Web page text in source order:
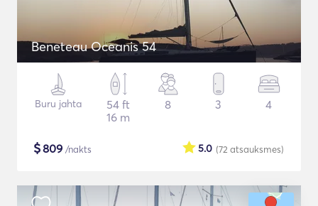
Beneteau Oceanis 54
Buru jahta
54 ft
16 m
8 3 4
$809 /nakts (72 atsauksmes)
5.0